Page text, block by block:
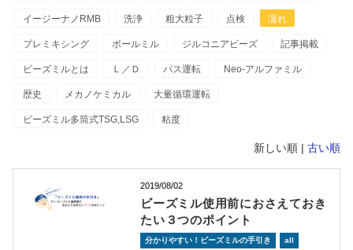
イージーナノRMB 洗浄 粗大粒子 点検 濡れ
プレミキシング ボールミル ジルコニアビーズ 記事掲載
ビーズミルとは Ｌ／Ｄ パス運転 Neo-アルファミル
歴史 メカノケミカル 大量循環運転
ビーズミル多筒式TSG,LSG 粘度
新しい順 | 古い順
2019/08/02
ビーズミル使用前におさえておき
たい３つのポイント
分かりやすい！ビーズミルの手引き all